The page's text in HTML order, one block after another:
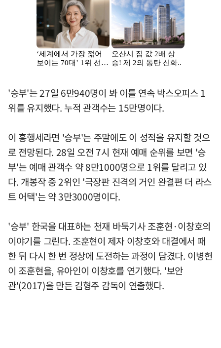
'승부'는 27일 6만940명이 봐 이틀 연속 박스오피스 1
위를 유지했다. 누적 관객수는 15만명이다.
이 흥행세라면 '승부'는 주말에도 이 성적을 유지할 것으
로 전망된다. 28일 오전 7시 현재 예매 순위를 보면 '승
부'는 예매 관객수 약 8만1000명으로 1위를 달리고 있
다. 개봉작 중 2위인 '극장판 진격의 거인 완결편 더 라스
트 어택'는 약 3만3000명이다.
'승부' 한국을 대표하는 천재 바둑기사 조훈현·이창호의
이야기를 그린다. 조훈현이 제자 이창호와 대결에서 패
한 뒤 다시 한 번 정상에 도전하는 과정이 담겼다. 이병헌
이 조훈현을, 유아인이 이창호를 연기했다. '보안
관'(2017)을 만든 김형주 감독이 연출했다.